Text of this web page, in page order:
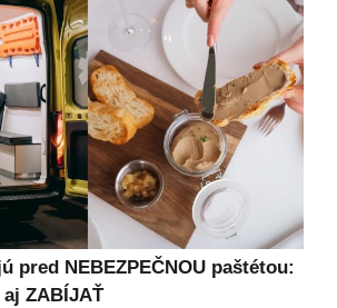
pred NEBEZPEČNOU paštétou:
ZABÍJAŤ